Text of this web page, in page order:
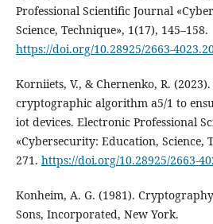
Professional Scientific Journal
Science, Technique», 1(17), 145–158.
https://doi.org/10.28925/2663-
Korniiets, V., & Chernenko, R.
cryptographic algorithm a5/1 to
iot devices. Electronic Professional
«Cybersecurity: Education, Science,
271. https://doi.org/10.28925/2663-
Konheim, A. G. (1981).
Sons, Incorporated, New York.